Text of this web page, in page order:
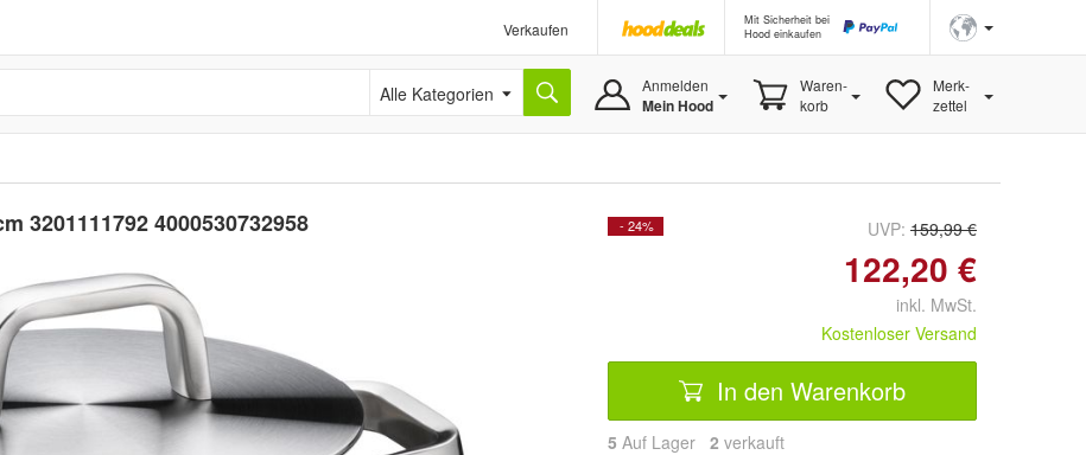
Verkaufen
Mit Sicherheit bei
Hood einkaufen
Alle Kategorien Anmelden
Mein Hood
Waren-
korb
Merk-
zettel
3201111792 4000530732958 - 24% UVP: 159,99 €
122,20 €
inkl. MwSt.
Kostenloser Versand
In den Warenkorb
5 Auf Lager 2 verkauft